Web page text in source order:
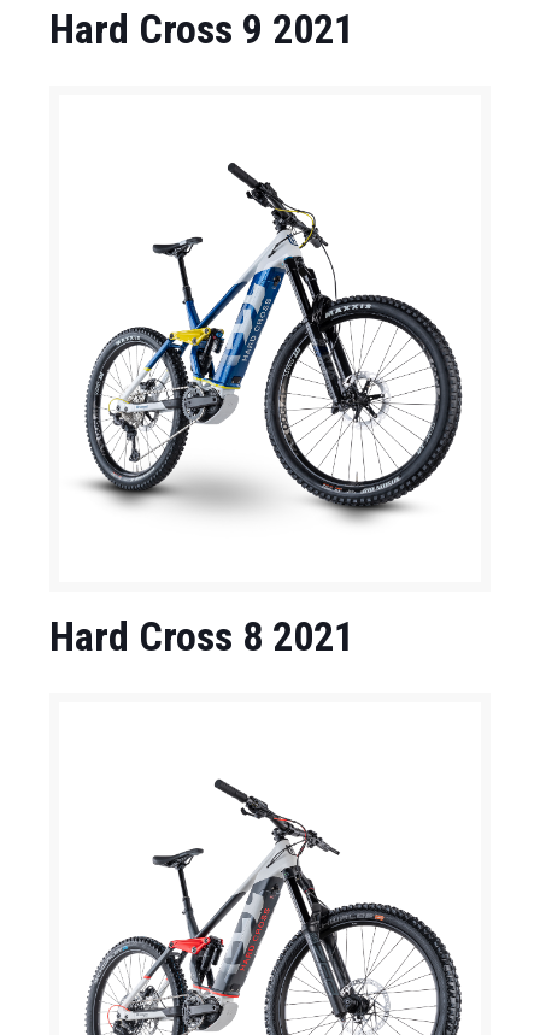
Hard Cross 9 2021
Hard Cross 8 2021